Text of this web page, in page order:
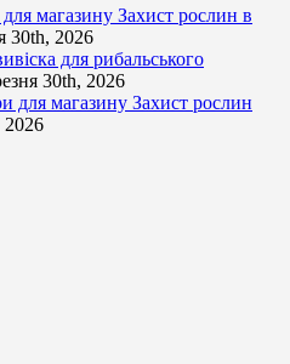
для магазину Захист рослин в
30th, 2026
для рибальського
30th, 2026
для магазину Захист рослин
2026